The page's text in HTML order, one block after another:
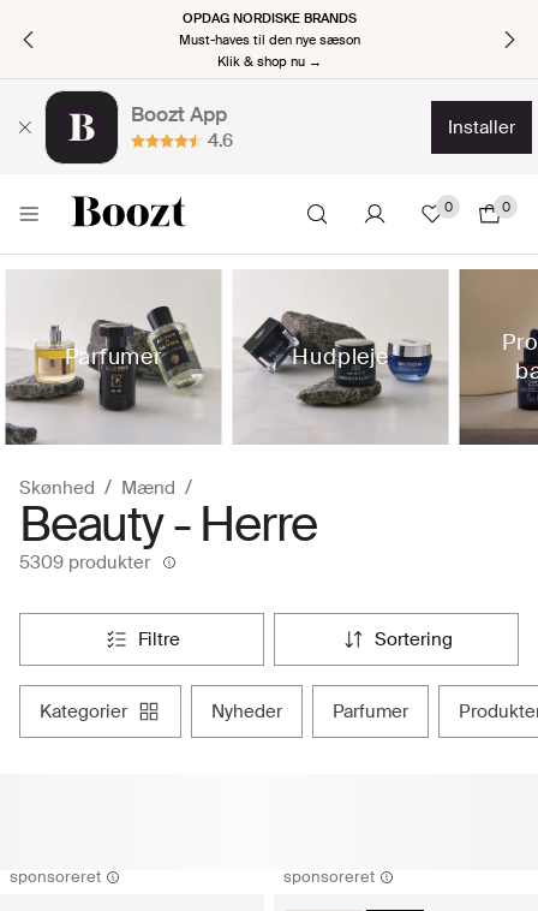
OPDAG NORDISKE BRANDS
Must-haves til den nye sæson
Klik & shop nu →
Boozt App
4.6
installer
0 0
Parfumer Hudpleje
Skønhed Mænd
Beauty - Herre
5309 produkter
filtre sortering
kategorier nyheder parfumer
sponsoreret sponsoreret